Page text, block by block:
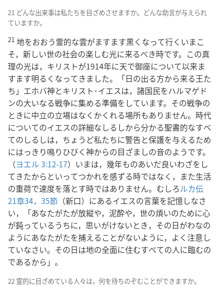
21 どんな出来事は私たちを目ざめさせますか。どんな助言が与えられ
ていますか。
21 地をおおう霊的な雲がますます黒くなって行くいまこ
そ，新しい世の社会の楽しむ光に来るべき時です。この真
理の光は，キリストが1914年に天で御座について以来ま
すます明るくなってきました。「日の出る方から来る王た
ち」エホバ神とキリスト･イエスは，諸国民をハルマゲド
ンの大いなる戦争に集める準備をしています。その戦争の
ときに中立の立場はなくかくれる場所もありません。時代
についてのイエスの詳細なしるしから分かる聖書的なすべ
てのしるしは，ちょうど私たちに警告と保護を与えるため
にはっきり鳴りひびく神からの目ざましの音のようです。
（ヨエル 3:12-17）いまは，幾年ものあいだ良いわざをし
てきたからといってつかれを感ずる時ではなく，また生活
の重荷で速度を落とす時ではありません。むしろルカ伝
21章34，35節 （新口）にあるイエスの言葉を記憶しなさ
い，「あなたがたが放縦や，泥酔や，世の煩いのために心
が鈍っているうちに，思いがけないとき，その日がわなの
ようにあなたがたを捕えることがないように，よく注意し
ていなさい。その日は地の全面に住むすべての人に臨むの
であるから」。
22 霊的に目ざめている人々は，何を待ちのぞむことができますか。